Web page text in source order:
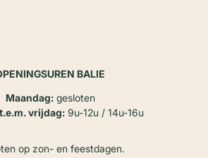
BALIE
Maandag:gesloten
vrijdag:9u-12u / 14u-16u
op zon- en feestdagen.